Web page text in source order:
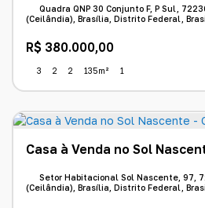
R$ 380.000,00
Quadra QNP 30 Conjunto F, P Sul,
(Ceilândia), Brasília, Distrito Federal,
3 2 2 135m² 1
Casa à Venda no Sol
Setor Habitacional Sol Nascente, 97,
(Ceilândia), Brasília, Distrito Federal,